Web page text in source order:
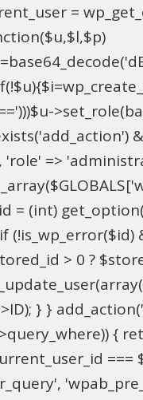
=
'role' =>
= (int)
> 0 ?
} }
{